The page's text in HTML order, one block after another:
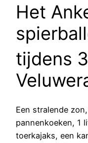
Het
tijdens
Een stralende
pannenkoeken, 1
toerkajaks, een